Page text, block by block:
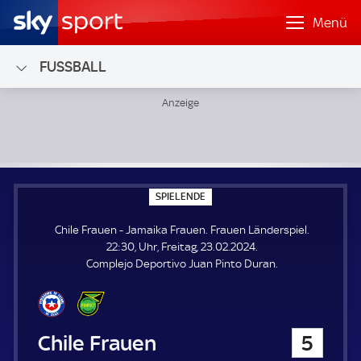
Menü
FUSSBALL
SPIELENDE
P
E
L
E
N
Chile Frauen - Jamaika Frauen. Frauen Länderspiel.
22:30, Uhr, Freitag, 23.02.2024.
Complejo Deportivo Juan Pinto Duran.
Chile Frauen 5